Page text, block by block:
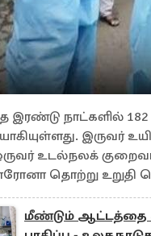
இரண்டு நாட்களில்
இருவர்
உடல்நலக்
தொற்று உறுதி
மீண்டும் ஆட்டத்தை